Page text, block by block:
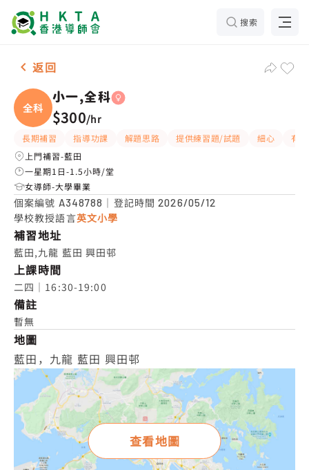
搜索
女-1名 小一,全科，藍田 補習推介
返回
全科
小一,全科
$300/hr
長期補習 指導功課 解題思路 提供練習題/試題 細心
有
上門補習-藍田
一星期1日-1.5小時/堂
女導師-大學畢業
個案編號 A348788 ｜登記時間2026/05/12
學校教授語言英文小學
補習地址
藍田,九龍 藍田 興田邨
上課時間
二四｜16:30-19:00
備註
暫無
地圖
藍田，九龍 藍田 興田邨
查看地圖